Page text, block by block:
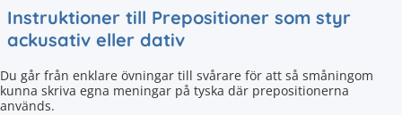
Instruktioner till Prepositioner som styr
ackusativ eller dativ
Du går från enklare övningar till svårare för att så småningom
kunna skriva egna meningar på tyska där prepositionerna
används.